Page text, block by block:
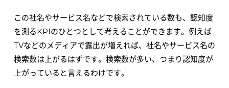
この社名やサービス名などで検索されている数も、認知度
を測るKPIのひとつとして考えることができます。例えば
TVなどのメディアで露出が増えれば、社名やサービス名の
検索数は上がるはずです。検索数が多い、つまり認知度が
上がっていると言えるわけです。